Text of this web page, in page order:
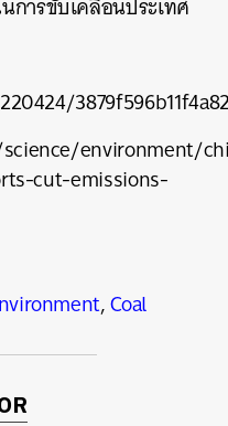
environment/
cut-emissions-
,Coal